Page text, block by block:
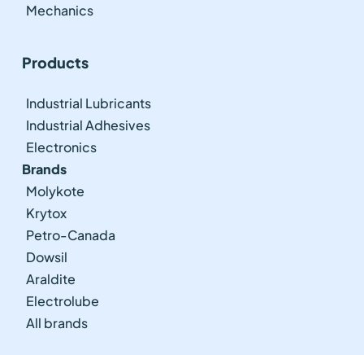
Mechanics
Products
Industrial Lubricants
Industrial Adhesives
Electronics
Brands
Molykote
Krytox
Petro-Canada
Dowsil
Araldite
Electrolube
All brands